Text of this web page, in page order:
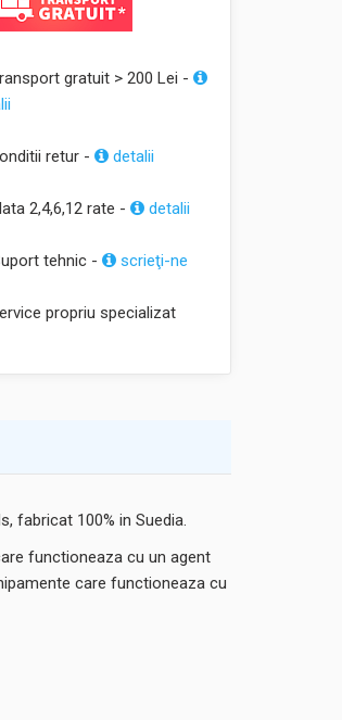
gratuit > 200 Lei -
retur - detalii
2,4,6,12 rate - detalii
tehnic - scrieţi-ne
propriu specializat
fabricat 100% in Suedia.
functioneaza cu un agent
care functioneaza cu